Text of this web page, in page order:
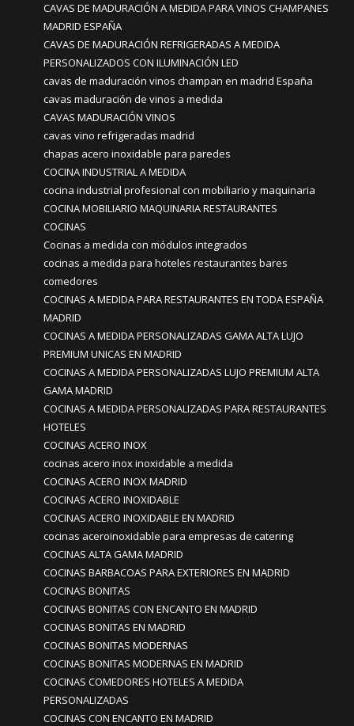
CAVAS DE MADURACIÓN A MEDIDA PARA VINOS CHAMPANES
MADRID ESPAÑA
CAVAS DE MADURACIÓN REFRIGERADAS A MEDIDA
PERSONALIZADOS CON ILUMINACIÓN LED
cavas de maduración vinos champan en madrid España
cavas maduración de vinos a medida
CAVAS MADURACIÓN VINOS
cavas vino refrigeradas madrid
chapas acero inoxidable para paredes
COCINA INDUSTRIAL A MEDIDA
cocina industrial profesional con mobiliario y maquinaria
COCINA MOBILIARIO MAQUINARIA RESTAURANTES
COCINAS
Cocinas a medida con módulos integrados
cocinas a medida para hoteles restaurantes bares
comedores
COCINAS A MEDIDA PARA RESTAURANTES EN TODA ESPAÑA
MADRID
COCINAS A MEDIDA PERSONALIZADAS GAMA ALTA LUJO
PREMIUM UNICAS EN MADRID
COCINAS A MEDIDA PERSONALIZADAS LUJO PREMIUM ALTA
GAMA MADRID
COCINAS A MEDIDA PERSONALIZADAS PARA RESTAURANTES
HOTELES
COCINAS ACERO INOX
cocinas acero inox inoxidable a medida
COCINAS ACERO INOX MADRID
COCINAS ACERO INOXIDABLE
COCINAS ACERO INOXIDABLE EN MADRID
cocinas aceroinoxidable para empresas de catering
COCINAS ALTA GAMA MADRID
COCINAS BARBACOAS PARA EXTERIORES EN MADRID
COCINAS BONITAS
COCINAS BONITAS CON ENCANTO EN MADRID
COCINAS BONITAS EN MADRID
COCINAS BONITAS MODERNAS
COCINAS BONITAS MODERNAS EN MADRID
COCINAS COMEDORES HOTELES A MEDIDA
PERSONALIZADAS
COCINAS CON ENCANTO EN MADRID